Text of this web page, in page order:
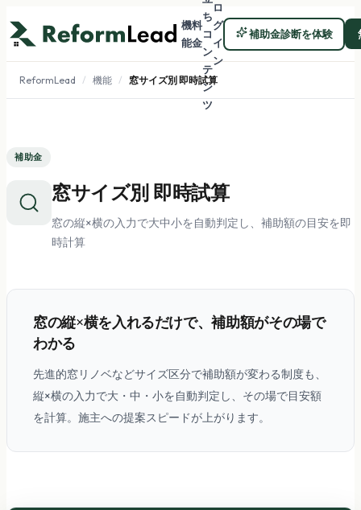
機
能
料
金
ち
コ
ン
テ
ン
ツ
ロ
グ
イ
ン
補助金診断を体験
ReformLead / 機能 / 窓サイズ別 即時試算
補助金
窓サイズ別 即時試算
窓の縦×横の入力で大中小を自動判定し、補助額の目安を即
時計算
窓の縦×横を入れるだけで、補助額がその場で
わかる
先進的窓リノベなどサイズ区分で補助額が変わる制度も、
縦×横の入力で大・中・小を自動判定し、その場で目安額
を計算。施主への提案スピードが上がります。